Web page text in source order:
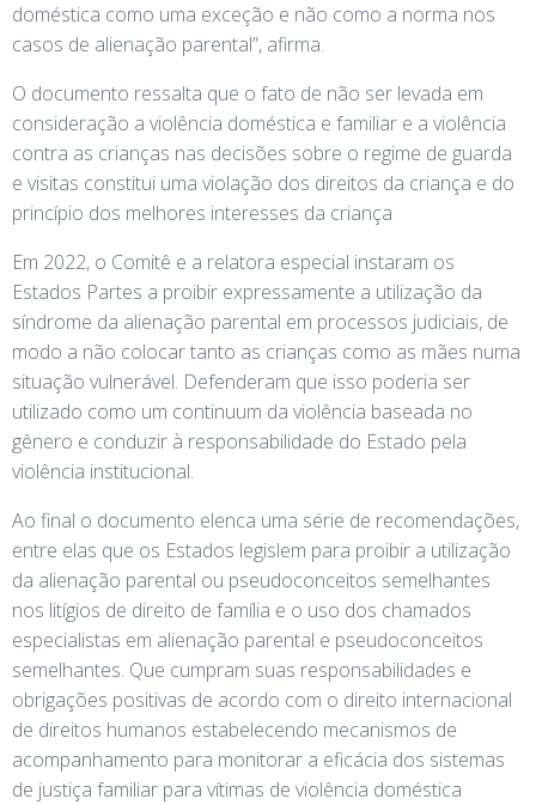
doméstica como uma exceção e não como a norma nos
casos de alienação parental”, afirma.
O documento ressalta que o fato de não ser levada em
consideração a violência doméstica e familiar e a violência
contra as crianças nas decisões sobre o regime de guarda
e visitas constitui uma violação dos direitos da criança e do
princípio dos melhores interesses da criança
Em 2022, o Comitê e a relatora especial instaram os
Estados Partes a proibir expressamente a utilização da
síndrome da alienação parental em processos judiciais, de
modo a não colocar tanto as crianças como as mães numa
situação vulnerável. Defenderam que isso poderia ser
utilizado como um continuum da violência baseada no
gênero e conduzir à responsabilidade do Estado pela
violência institucional.
Ao final o documento elenca uma série de recomendações,
entre elas que os Estados legislem para proibir a utilização
da alienação parental ou pseudoconceitos semelhantes
nos litígios de direito de família e o uso dos chamados
especialistas em alienação parental e pseudoconceitos
semelhantes. Que cumpram suas responsabilidades e
obrigações positivas de acordo com o direito internacional
de direitos humanos estabelecendo mecanismos de
acompanhamento para monitorar a eficácia dos sistemas
de justiça familiar para vítimas de violência doméstica